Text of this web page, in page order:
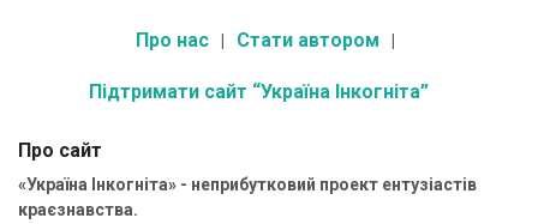
Про нас Стати автором
Підтримати сайт “Україна Інкогніта”
Про сайт
«Україна Інкогніта» - неприбутковий проект ентузіастів
краєзнавства.